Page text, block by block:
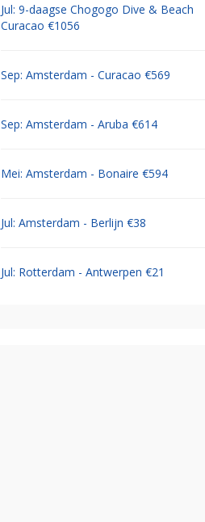
Jul: 9-daagse Chogogo Dive & Beach
Curacao €1056
Sep: Amsterdam - Curacao €569
Sep: Amsterdam - Aruba €614
Mei: Amsterdam - Bonaire €594
Jul: Amsterdam - Berlijn €38
Jul: Rotterdam - Antwerpen €21